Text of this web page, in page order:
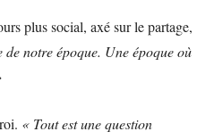
plus social, axé sur le partage,
notre époque. Une époque où
« Tout est une question